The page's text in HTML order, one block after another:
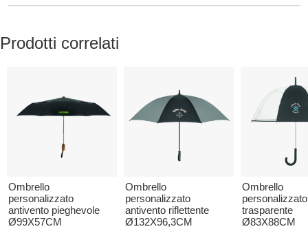
Prodotti correlati
Ombrello
personalizzato
antivento pieghevole
Ø99X57CM
Ombrello
personalizzato
antivento riflettente
Ø132X96,3CM
Ombrello
personalizzato
trasparente
Ø83X88CM